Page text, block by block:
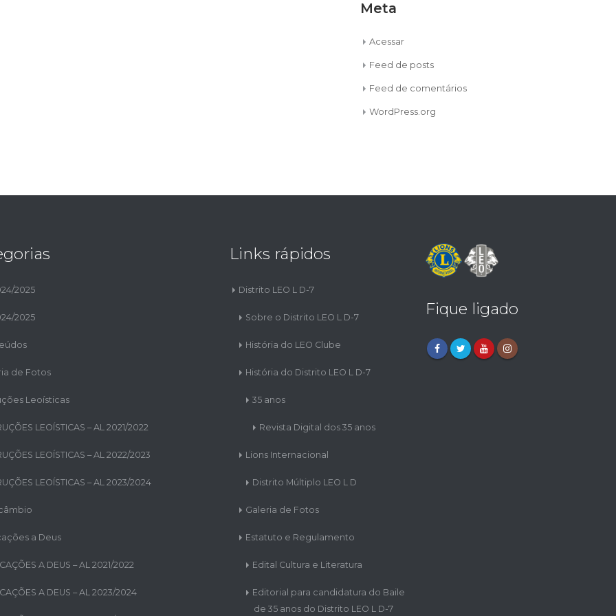
Meta
Acessar
Feed de posts
Feed de comentários
WordPress.org
2025
2025
de Fotos
Leoísticas
LEOÍSTICAS – AL 2021/2022
LEOÍSTICAS – AL 2022/2023
LEOÍSTICAS – AL 2023/2024
a Deus
A DEUS – AL 2021/2022
A DEUS – AL 2023/2024
Links rápidos
Distrito LEO L D-7
Sobre o Distrito LEO L D-7
História do LEO Clube
História do Distrito LEO L D-7
35 anos
Revista Digital dos 35 anos
Lions Internacional
Distrito Múltiplo LEO L D
Galeria de Fotos
Estatuto e Regulamento
Edital Cultura e Literatura
Editorial para candidatura do Baile
de 35 anos do Distrito LEO L D-7
Fique ligado